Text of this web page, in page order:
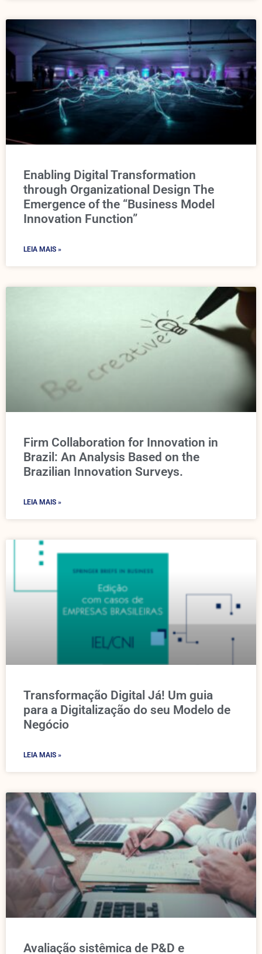
Enabling Digital Transformation
through Organizational Design The
Emergence of the “Business Model
Innovation Function”
LEIA MAIS »
Firm Collaboration for Innovation in
Brazil: An Analysis Based on the
Brazilian Innovation Surveys.
LEIA MAIS »
Transformação Digital Já! Um guia
para a Digitalização do seu Modelo de
Negócio
LEIA MAIS »
Avaliação sistêmica de P&D e